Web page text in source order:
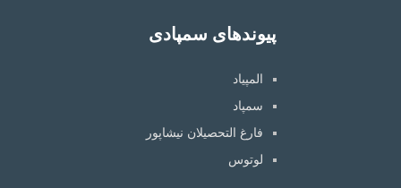
پیوندهای سمپادی
المپیاد
سمپاد
فارغ التحصیلان نیشاپور
لوتوس